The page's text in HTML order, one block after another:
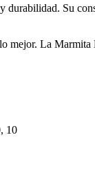
Su
mejor. La
10